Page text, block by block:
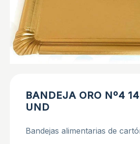
BANDEJA ORO Nº4
UND
Bandejas alimentarias de